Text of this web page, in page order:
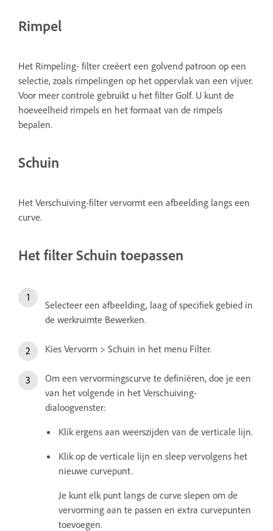
Rimpel
Het Rimpeling- filter creëert een golvend patroon op een
selectie, zoals rimpelingen op het oppervlak van een vijver.
Voor meer controle gebruikt u het filter Golf. U kunt de
hoeveelheid rimpels en het formaat van de rimpels
bepalen.
Schuin
Het Verschuiving-filter vervormt een afbeelding langs een
curve.
Het filter Schuin toepassen
Selecteer een afbeelding, laag of specifiek gebied in
de werkruimte Bewerken.
Kies Vervorm > Schuin in het menu Filter.
Om een vervormingscurve te definiëren, doe je een
van het volgende in het Verschuiving-
dialoogvenster:
Klik ergens aan weerszijden van de verticale lijn.
Klik op de verticale lijn en sleep vervolgens het
nieuwe curvepunt.
Je kunt elk punt langs de curve slepen om de
vervorming aan te passen en extra curvepunten
toevoegen.